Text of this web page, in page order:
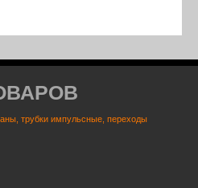
трубки импульсные, переходы